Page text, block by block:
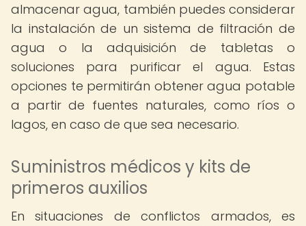
almacenar agua, también puedes considerar
la instalación de un sistema de filtración de
agua o la adquisición de tabletas o
soluciones para purificar el agua. Estas
opciones te permitirán obtener agua potable
a partir de fuentes naturales, como ríos o
lagos, en caso de que sea necesario.
Suministros médicos y kits de
primeros auxilios
En situaciones de conflictos armados, es